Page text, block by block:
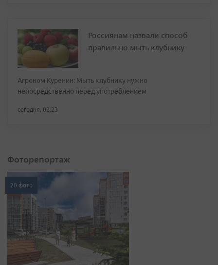
Россиянам назвали способ
правильно мыть клубнику
Агроном Куренин: Мыть клубнику нужно
непосредственно перед употреблением
сегодня, 02:23
Фоторепортаж
20 фото